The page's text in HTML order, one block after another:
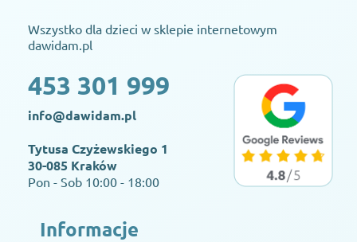
Wszystko dla dzieci w sklepie internetowym
dawidam.pl
453 301 999
info@dawidam.pl
Tytusa Czyżewskiego 1
30-085 Kraków
Pon - Sob 10:00 - 18:00
Informacje